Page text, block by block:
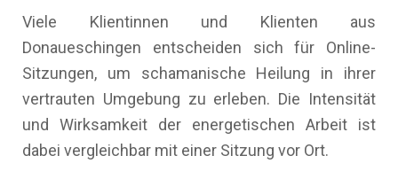
Viele Klientinnen und Klienten aus
Donaueschingen entscheiden sich für Online-
Sitzungen, um schamanische Heilung in ihrer
vertrauten Umgebung zu erleben. Die Intensität
und Wirksamkeit der energetischen Arbeit ist
dabei vergleichbar mit einer Sitzung vor Ort.